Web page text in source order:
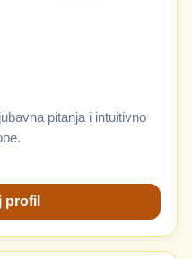
pitanja i intuitivno
profil